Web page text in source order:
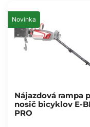
Novinka
Nájazdová rampa
nosič bicyklov E-
PRO